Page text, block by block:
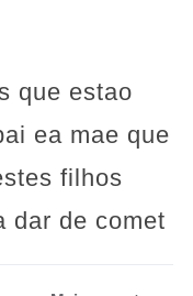
que estao
ea mae que
filhos
dar de comet